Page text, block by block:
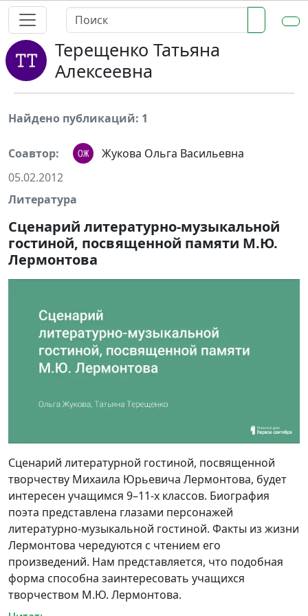
Терещенко Татьяна
Алексеевна
Найдено публикаций: 1
Соавтор:
Жукова Ольга Васильевна
05.02.2012
Литература
Сценарий литературно-музыкальной
гостиной, посвященной памяти М.Ю.
Лермонтова
Сценарий литературной гостиной, посвященной
творчеству Михаила Юрьевича Лермонтова, будет
интересен учащимся 9–11-х классов. Биография
поэта представлена глазами персонажей
литературно-музыкальной гостиной. Факты из жизни
Лермонтова чередуются с чтением его
произведений. Нам представляется, что подобная
форма способна заинтересовать учащихся
творчеством М.Ю. Лермонтова.